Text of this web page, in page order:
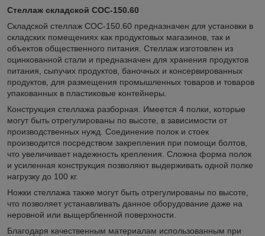
Стеллаж складской СОС-150.60
Складской стеллаж СОС-150.60 предназначен для установки в
складских помещениях как продуктовых магазинов, так и
объектов общественного питания. Стеллаж изготовлен из
оцинкованной стали и предназначен для хранения продуктов
питания, сыпучих продуктов, баночных и консервированных
продуктов, для размещения промышленных товаров и товаров
упакованных в пластиковые контейнеры.
Конструкция стеллажа разборная. Имеется 4 полки, которые
могут быть отрегулированы по высоте, в зависимости от
производственных нужд. Соединение полок и стоек
производится посредством закрепления при помощи болтов,
что увеличивает надежность крепления. Сложна форма полок
и усиленная конструкция позволяют выдерживать одной полке
нагрузку до 100 кг.
Ножки стеллажа также могут быть отрегулированы по высоте,
что позволяет устанавливать данное оборудование даже на
неровной или выщербленной поверхности.
Благодаря качественным материалам использованным при